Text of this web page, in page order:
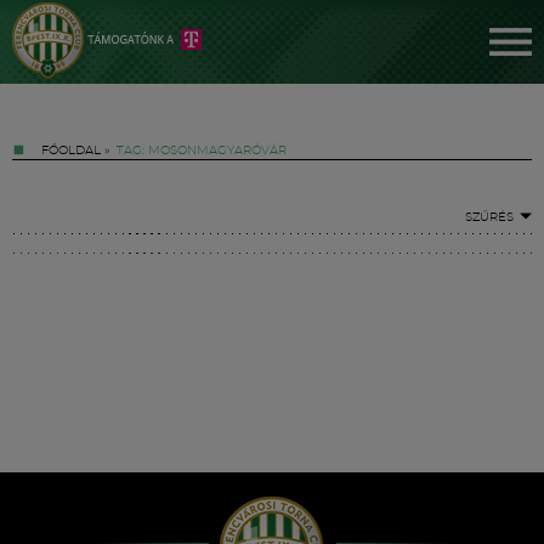
FŐOLDAL » TAG: MOSONMAGYARÓVÁR
SZŰRÉS
Hírek